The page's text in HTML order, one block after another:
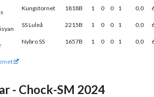
Kungstornet 1818B 1 0 0 1 0,0
SS Luleå 2215B 1 0 0 1 0,0
Nybro SS 1657B 1 0 0 1 0,0
- Chock-SM 2024